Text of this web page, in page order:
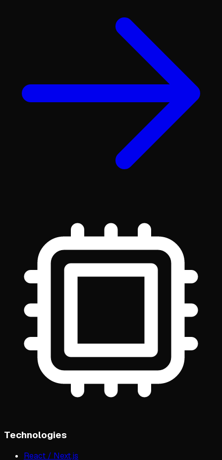
Technologies
React / Next.js